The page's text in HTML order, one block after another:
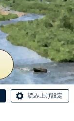
読み上げ設定